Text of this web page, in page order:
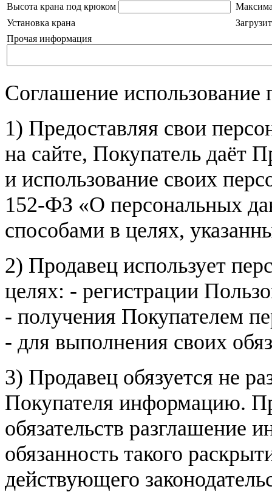
Высота крана под крюком
Установка крана
Прочая информация
Соглашение
1) Предоставляя свои
на сайте, Покупатель даёт
и использование своих
152-ФЗ «О персональных
способами в целях,
2) Продавец использует
целях: - регистрации
- получения Покупателем
- для выполнения своих
3) Продавец обязуется не
Покупателя информацию.
обязательств разглашение
обязанность такого
действующего